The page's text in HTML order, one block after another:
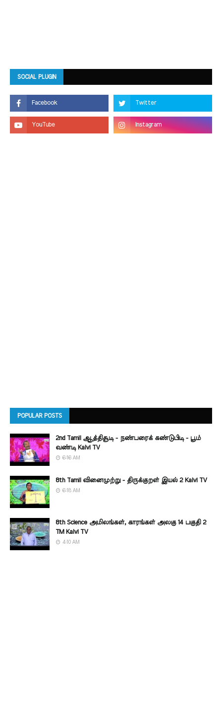
SOCIAL PLUGIN
POPULAR POSTS
2nd Tamil ஆத்திசூடி - நண்பரைக் கண்டுபிடி - பூம்
வண்டி Kalvi TV
6:16 AM
8th Tamil வினைமுற்று - திருக்குறள் இயல் 2 Kalvi TV
6:18 AM
8th Science அமிலங்கள், காரங்கள் அலகு 14 பகுதி 2
TM Kalvi TV
4:10 AM